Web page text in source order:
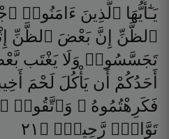
يَـٰٓأَيُّهَا ٱلَّذِينَ ءَامَنُوا۟
ٱلظَّنِّ
إِنَّ بَعْضَ ٱلظَّنِّ
تَجَسَّسُوا۟ وَلَا يَغْتَب
أَحَدُكُمْ
أَن يَأْكُلَ لَحْمَ
فَكَرِهْتُمُوهُ ۚ وَٱتَّقُوا۟
تَوَّابٌۭ رَّحِيمٌۭ ۝ ١٢